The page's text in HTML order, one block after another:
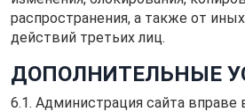
распространения, а также от
действий третьих лиц.
ДОПОЛНИТЕЛЬНЫЕ
6.1. Администрация сайта вправе